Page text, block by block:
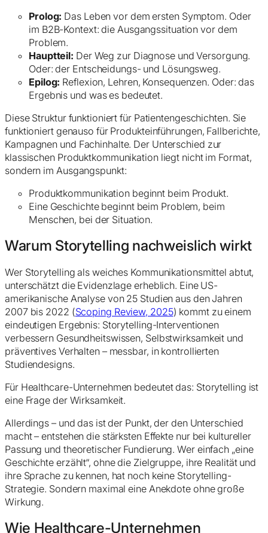
Prolog: Das Leben vor dem ersten Symptom. Oder
im B2B-Kontext: die Ausgangssituation vor dem
Problem.
Hauptteil: Der Weg zur Diagnose und Versorgung.
Oder: der Entscheidungs- und Lösungsweg.
Epilog: Reflexion, Lehren, Konsequenzen. Oder: das
Ergebnis und was es bedeutet.
Diese Struktur funktioniert für Patientengeschichten. Sie
funktioniert genauso für Produkteinführungen, Fallberichte,
Kampagnen und Fachinhalte. Der Unterschied zur
klassischen Produktkommunikation liegt nicht im Format,
sondern im Ausgangspunkt:
Produktkommunikation beginnt beim Produkt.
Eine Geschichte beginnt beim Problem, beim
Menschen, bei der Situation.
Warum Storytelling nachweislich wirkt
Wer Storytelling als weiches Kommunikationsmittel abtut,
unterschätzt die Evidenzlage erheblich. Eine US-
amerikanische Analyse von 25 Studien aus den Jahren
2007 bis 2022 (Scoping Review, 2025) kommt zu einem
eindeutigen Ergebnis: Storytelling-Interventionen
verbessern Gesundheitswissen, Selbstwirksamkeit und
präventives Verhalten – messbar, in kontrollierten
Studiendesigns.
Für Healthcare-Unternehmen bedeutet das: Storytelling ist
eine Frage der Wirksamkeit.
Allerdings – und das ist der Punkt, der den Unterschied
macht – entstehen die stärksten Effekte nur bei kultureller
Passung und theoretischer Fundierung. Wer einfach „eine
Geschichte erzählt“, ohne die Zielgruppe, ihre Realität und
ihre Sprache zu kennen, hat noch keine Storytelling-
Strategie. Sondern maximal eine Anekdote ohne große
Wirkung.
Wie Healthcare-Unternehmen